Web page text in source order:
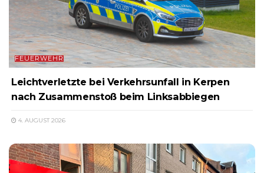
FEUERWEHR
Leichtverletzte bei Verkehrsunfall in Kerpen
nach Zusammenstoß beim Linksabbiegen
4. AUGUST 2026